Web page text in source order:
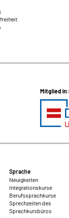
Mitglied in:
Sprache
Neuigkeiten
Integrationskurse
Berufssprachkurse
Sprechzeiten des
Sprachkursbüros